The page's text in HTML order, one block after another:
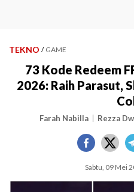
TEKNO / GAME
73 Kode Redeem
2026: Raih Parasut,
Farah Nabilla Rezza
Sabtu, 09 Mei